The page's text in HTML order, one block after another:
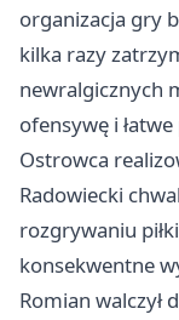
organizacja gry
kilka razy
newralgicznych
ofensywę i
Ostrowca
Radowiecki
rozgrywaniu
konsekwentne
Romian walczył